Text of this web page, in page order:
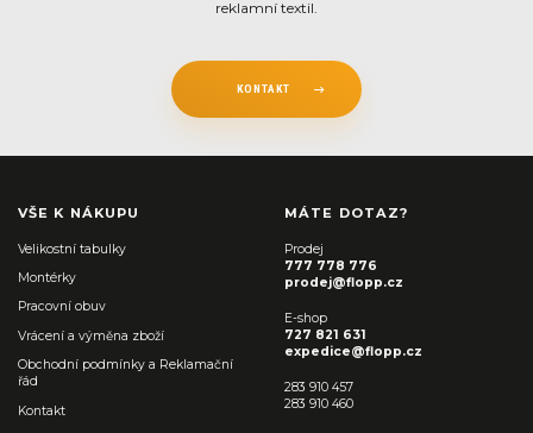
reklamní textil.
KONTAKT
VŠE K NÁKUPU
Velikostní tabulky
Montérky
Pracovní obuv
Vrácení a výměna zboží
Obchodní podmínky a Reklamační
řád
Kontakt
MÁTE DOTAZ?
Prodej
777 778 776
prodej@flopp.cz
E-shop
727 821 631
expedice@flopp.cz
283 910 457
283 910 460